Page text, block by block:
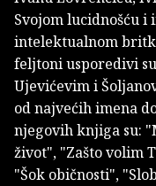
Svojom lucidnošću
intelektualnom
feljtoni usporedivi
Ujevićevim i
od najvećih imena
njegovih knjiga su:
život", "Zašto volim
"Šok običnosti",